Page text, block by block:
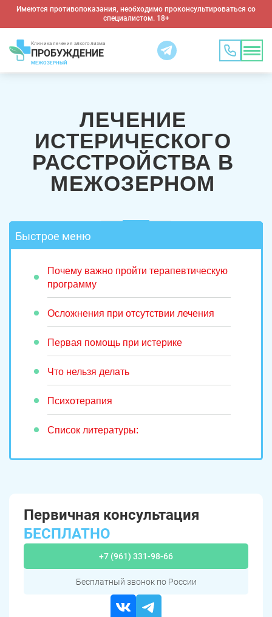
Имеются противопоказания, необходимо проконсультироваться со
специалистом. 18+
Клиника лечения алкоголизма
ПРОБУЖДЕНИЕ
МЕЖОЗЕРНЫЙ
ЛЕЧЕНИЕ
ИСТЕРИЧЕСКОГО
РАССТРОЙСТВА В
МЕЖОЗЕРНОМ
Быстрое меню
Почему важно пройти терапевтическую
программу
Осложнения при отсутствии лечения
Первая помощь при истерике
Что нельзя делать
Психотерапия
Список литературы:
Первичная консультация
БЕСПЛАТНО
+7 (961) 331-98-66
Бесплатный звонок по России